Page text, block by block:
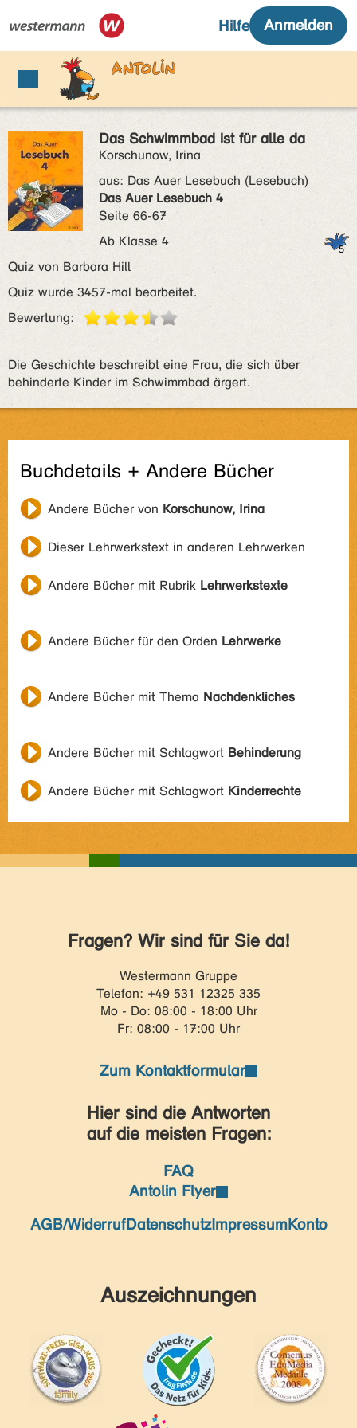
Das Schwimmbad ist für alle da
Korschunow, Irina
aus: Das Auer Lesebuch (Lesebuch)
Das Auer Lesebuch 4
Seite 66-67
Ab Klasse 4
Quiz von Barbara Hill
Quiz wurde 3457-mal bearbeitet.
Bewertung:
Die Geschichte beschreibt eine Frau, die sich über
behinderte Kinder im Schwimmbad ärgert.
Buchdetails + Andere Bücher
Andere Bücher von Korschunow, Irina
Dieser Lehrwerkstext in anderen Lehrwerken
Andere Bücher mit Rubrik Lehrwerkstexte
Andere Bücher für den Orden Lehrwerke
Andere Bücher mit Thema Nachdenkliches
Andere Bücher mit Schlagwort Behinderung
Andere Bücher mit Schlagwort Kinderrechte